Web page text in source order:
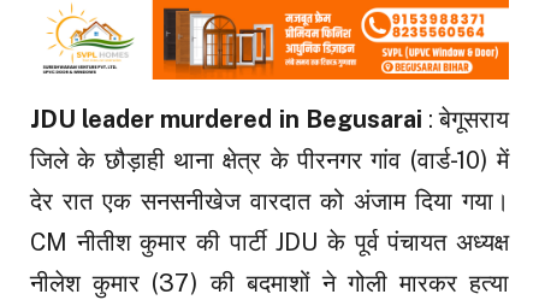
JDU leader murdered in Begusarai : बेगूसराय
जिले के छौड़ाही थाना क्षेत्र के पीरनगर गांव (वार्ड-10) में
देर रात एक सनसनीखेज वारदात को अंजाम दिया गया।
CM नीतीश कुमार की पार्टी JDU के पूर्व पंचायत अध्यक्ष
नीलेश कुमार (37) की बदमाशों ने गोली मारकर हत्या